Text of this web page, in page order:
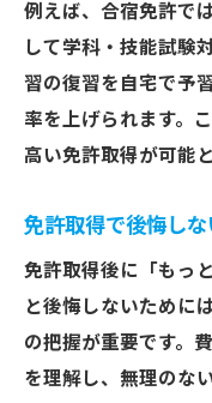
例えば、合宿免許で
して学科・技能試験
習の復習を自宅で予
率を上げられます。
高い免許取得が可能
免許取得で後悔し
免許取得後に「もっ
と後悔しないために
の把握が重要です。
を理解し、無理のな